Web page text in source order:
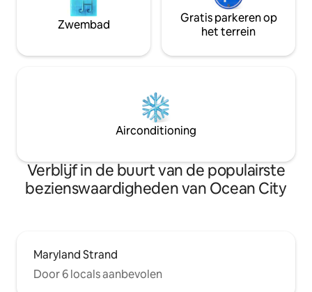
Zwembad
Gratis parkeren op
het terrein
Airconditioning
Verblijf in de buurt van de populairste
bezienswaardigheden van Ocean City
Maryland Strand
Door 6 locals aanbevolen